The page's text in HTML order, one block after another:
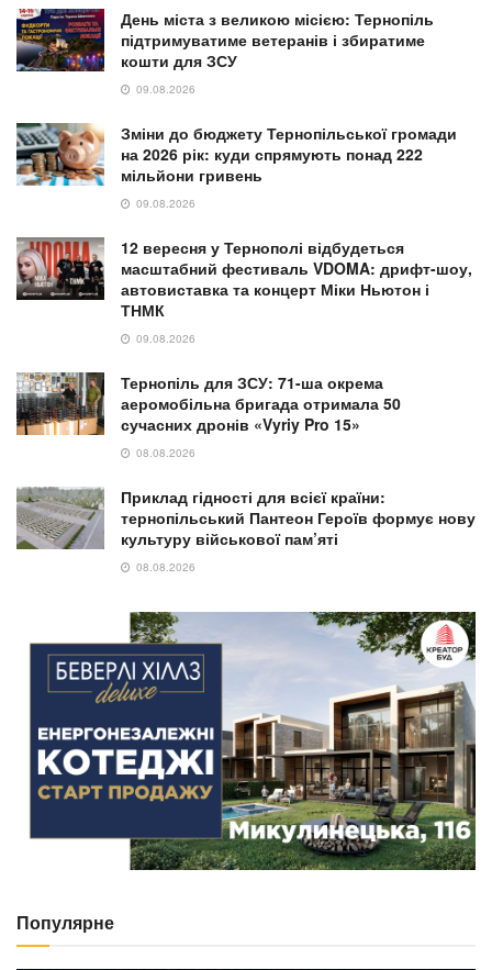
День міста з великою місією: Тернопіль
підтримуватиме ветеранів і збиратиме
кошти для ЗСУ
09.08.2026
Зміни до бюджету Тернопільської громади
на 2026 рік: куди спрямують понад 222
мільйони гривень
09.08.2026
12 вересня у Тернополі відбудеться
масштабний фестиваль VDOMA: дрифт-шоу,
автовиставка та концерт Міки Ньютон і
ТНМК
09.08.2026
Тернопіль для ЗСУ: 71-ша окрема
аеромобільна бригада отримала 50
сучасних дронів «Vyriy Pro 15»
08.08.2026
Приклад гідності для всієї країни:
тернопільський Пантеон Героїв формує нову
культуру військової пам’яті
08.08.2026
Популярне